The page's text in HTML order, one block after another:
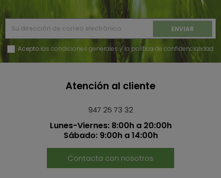
Acepto las condiciones generales y la política de confidencialidad
Atención al cliente
947 25 73 32
Lunes-Viernes: 8:00h a 20:00h
Sábado: 9:00h a 14:00h
Contacta con nosotros